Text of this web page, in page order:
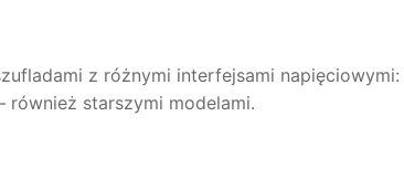
z różnymi interfejsami napięciowymi:
również starszymi modelami.